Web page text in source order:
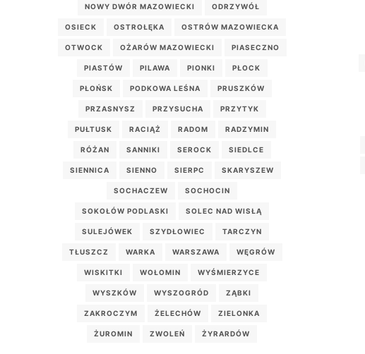
NOWY DWÓR MAZOWIECKI ODRZYWÓŁ
OSIECK OSTROŁĘKA OSTRÓW MAZOWIECKA
OTWOCK OŻARÓW MAZOWIECKI PIASECZNO
PIASTÓW PILAWA PIONKI PŁOCK
PŁOŃSK PODKOWA LEŚNA PRUSZKÓW
PRZASNYSZ PRZYSUCHA PRZYTYK
PUŁTUSK RACIĄŻ RADOM RADZYMIN
RÓŻAN SANNIKI SEROCK SIEDLCE
SIENNICA SIENNO SIERPC SKARYSZEW
SOCHACZEW SOCHOCIN
SOKOŁÓW PODLASKI SOLEC NAD WISŁĄ
SULEJÓWEK SZYDŁOWIEC TARCZYN
TŁUSZCZ WARKA WARSZAWA WĘGRÓW
WISKITKI WOŁOMIN WYŚMIERZYCE
WYSZKÓW WYSZOGRÓD ZĄBKI
ZAKROCZYM ŻELECHÓW ZIELONKA
ŻUROMIN ZWOLEŃ ŻYRARDÓW